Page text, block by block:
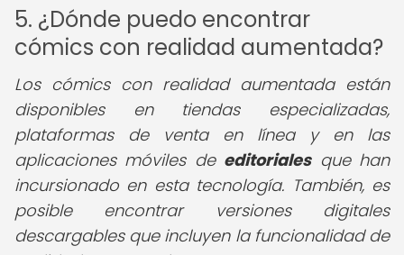
5. ¿Dónde puedo encontrar
cómics con realidad aumentada?
Los cómics con realidad aumentada están
disponibles en tiendas especializadas,
plataformas de venta en línea y en las
aplicaciones móviles de editorialesque han
incursionado en esta tecnología. También, es
posible encontrar versiones digitales
descargables que incluyen la funcionalidad de